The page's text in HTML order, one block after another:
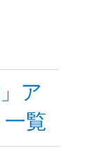
ア
覧